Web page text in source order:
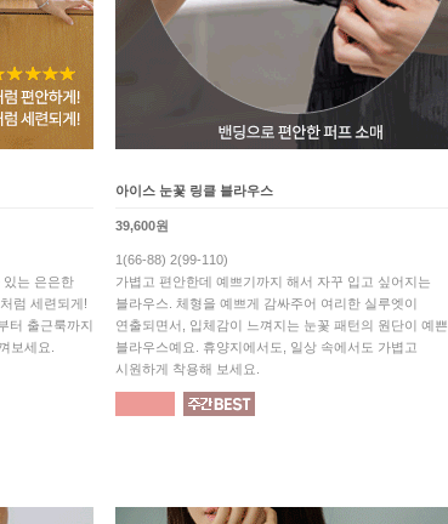
있는 은은한
럼 세련되게!
터 출근룩까지
보세요.
아이스 눈꽃 링클 블라우스
39,600원
1(66-88) 2(99-110)
가볍고 편안한데 예쁘기까지 해서 자꾸 입고 싶어지는
블라우스. 체형을 예쁘게 감싸주어 여리한 실루엣이
연출되면서, 입체감이 느껴지는 눈꽃 패턴의 원단이 예쁜
블라우스예요. 휴양지에서도, 일상 속에서도 가볍고
시원하게 착용해 보세요.